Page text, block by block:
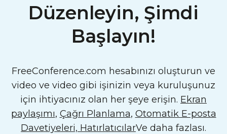
Düzenleyin, Şimdi
Başlayın!
FreeConference.com hesabınızı oluşturun ve
video ve video gibi işinizin veya kuruluşunuz
için ihtiyacınız olan her şeye erişin. Ekran
paylaşımı, Çağrı Planlama, Otomatik E-posta
Davetiyeleri, HatırlatıcılarVe daha fazlası.